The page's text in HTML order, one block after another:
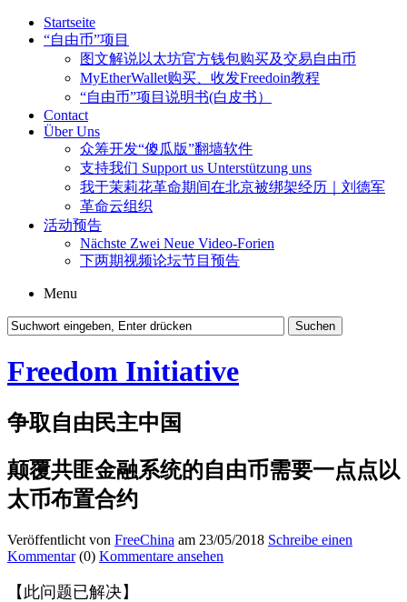
Startseite
“自由币”项目
图文解说以太坊官方钱包购买及交易自由币
MyEtherWallet购买、收发Freedoin教程
“自由币”项目说明书(白皮书）
Contact
Über Uns
众筹开发“傻瓜版”翻墙软件
支持我们 Support us Unterstützung uns
我于茉莉花革命期间在北京被绑架经历｜刘德军
革命云组织
活动预告
Nächste Zwei Neue Video-Forien
下两期视频论坛节目预告
Menu
Freedom Initiative
争取自由民主中国
颠覆共匪金融系统的自由币需要一点点以
太币布置合约
Veröffentlicht von FreeChina am 23/05/2018 Schreibe einen
Kommentar(0) Kommentare ansehen
【此问题已解决】